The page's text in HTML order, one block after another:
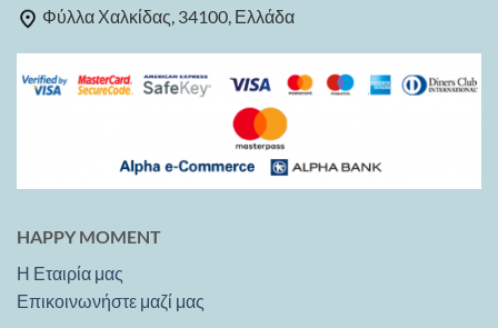
HAPPY MOMENT
Η Εταιρία μας
Επικοινωνήστε μαζί μας
Φύλλα Χαλκίδας, 34100, Ελλάδα